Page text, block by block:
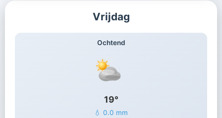
Vrijdag
Ochtend
19°
💧 0.0 mm